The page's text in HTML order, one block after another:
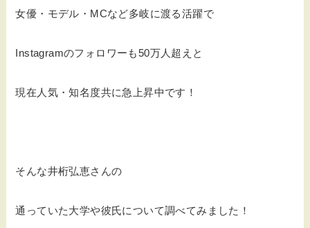
女優・モデル・MCなど多岐に渡る活躍で
Instagramのフォロワーも50万人超えと
現在人気・知名度共に急上昇中です！
そんな井桁弘恵さんの
通っていた大学や彼氏について調べてみました！